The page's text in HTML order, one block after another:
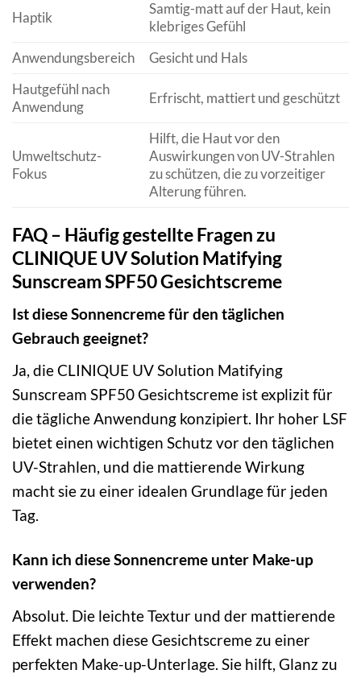
Haptik
Samtig-matt auf der Haut, kein
klebriges Gefühl
Anwendungsbereich
Gesicht und Hals
Hautgefühl nach
Anwendung
Erfrischt, mattiert und geschützt
Umweltschutz-
Fokus
Hilft, die Haut vor den
Auswirkungen von UV-Strahlen
zu schützen, die zu vorzeitiger
Alterung führen.
FAQ – Häufig gestellte Fragen zu
CLINIQUE UV Solution Matifying
Sunscream SPF50 Gesichtscreme
Ist diese Sonnencreme für den täglichen
Gebrauch geeignet?
Ja, die CLINIQUE UV Solution Matifying
Sunscream SPF50 Gesichtscreme ist explizit für
die tägliche Anwendung konzipiert. Ihr hoher LSF
bietet einen wichtigen Schutz vor den täglichen
UV-Strahlen, und die mattierende Wirkung
macht sie zu einer idealen Grundlage für jeden
Tag.
Kann ich diese Sonnencreme unter Make-up
verwenden?
Absolut. Die leichte Textur und der mattierende
Effekt machen diese Gesichtscreme zu einer
perfekten Make-up-Unterlage. Sie hilft, Glanz zu